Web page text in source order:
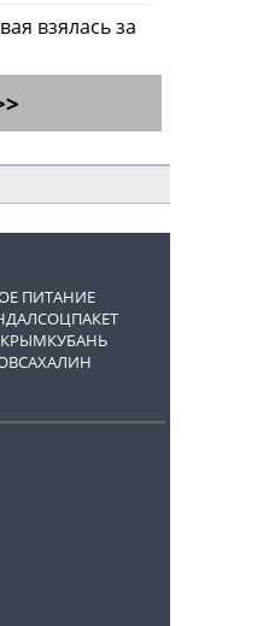
взялась за
ПИТАНИЕ
СОЦПАКЕТ
КРЫМКУБАНЬ
САХАЛИН